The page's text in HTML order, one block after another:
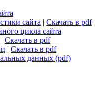
сайта | Скачать в pdf
цикла сайта
| Скачать в pdf
| Скачать в pdf
данных (pdf)